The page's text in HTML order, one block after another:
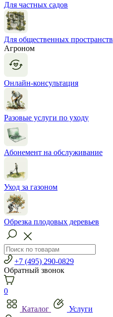
Для частных садов
Для общественных пространств
Агроном
Онлайн-консультация
Разовые услуги по уходу
Абонемент на обслуживание
Уход за газоном
Обрезка плодовых деревьев
+7 (495) 290-0829
Обратный звонок
0
Каталог
Услуги